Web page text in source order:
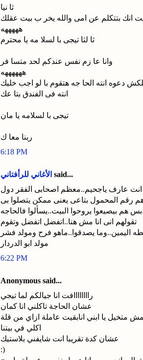
ثا نيا
انك بتتكلم عن امى والله يخر ب بيت عقلك
هههههه
ثا لثا تيجى با لسلا مه يا محترم
وانا عا زم نفس عندكم لحد متسا فر
ههههههه
دعوه انته الحا جه هتقوم با لو اجب خليك
انته فى الفندق بتا عك
تيجى با لسلامه يا مان
ربنا معا ك
6:18 PM
الأغاني للرأفتاني said...
انت عارف ياجحيم..معظم اصحابى الفقر دول
رقم المحمول بتاعى يعنى ممكن يتصلوا بى
هم بيصيعوا يروحوا البيت..يسألوا فالحاجه
تقولهم انى انا مش هنا..اتفضل اتفضل وتقوم
اليمين..وما يصدقوا..ماهو فرح ومولد فشر
مولد ابو الدردار
6:22 PM
Anonymous said...
راااااااافت انا جيالكم لما تيجي
عشان الحاجة تاكلني انا كمان
متخيل يا ابني انابقيت عاملة ازاي من قلة
اكلي في بيتنا
عشان كدة تقريبا انت شايفني بلاستيك
:)